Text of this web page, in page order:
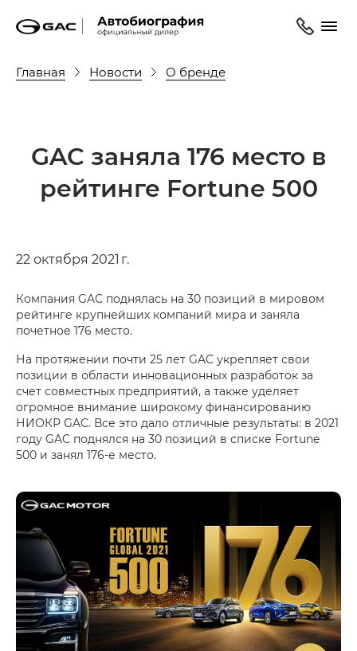
Главная Новости О бренде
GAC заняла 176 место в
рейтинге Fortune 500
22 октября 2021 г.
Компания GAC поднялась на 30 позиций в мировом
рейтинге крупнейших компаний мира и заняла
почетное 176 место.
На протяжении почти 25 лет GAC укрепляет свои
позиции в области инновационных разработок за
счет совместных предприятий, а также уделяет
огромное внимание широкому финансированию
НИОКР GAC. Все это дало отличные результаты: в 2021
году GAC поднялся на 30 позиций в списке Fortune
500 и занял 176-е место.